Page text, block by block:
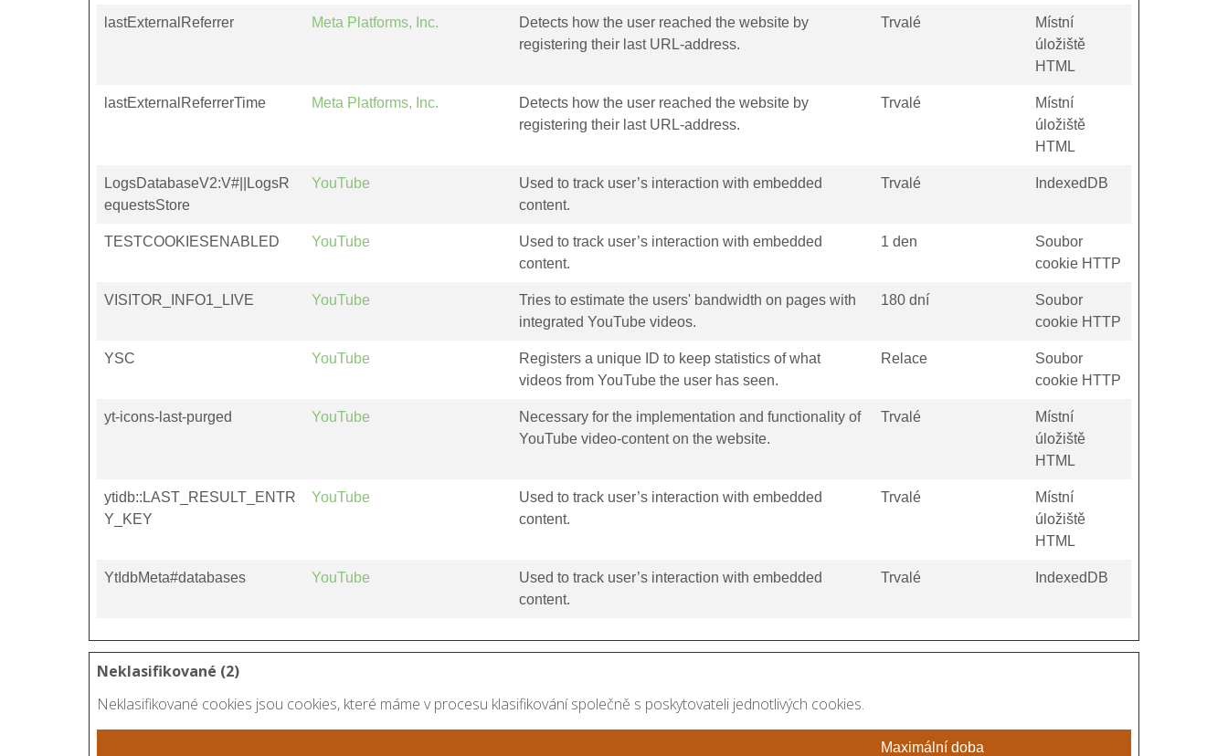
lastExternalReferrer Meta Platforms, Inc.
Detects how the user reached the website by
registering their last URL-address.
Trvalé
Místní
úložiště
HTML
lastExternalReferrerTime Meta Platforms, Inc.
Detects how the user reached the website by
registering their last URL-address.
Trvalé
Místní
úložiště
HTML
LogsDatabaseV2:V#||LogsR
equestsStore
YouTube
Used to track user’s interaction with embedded
content.
Trvalé IndexedDB
TESTCOOKIESENABLED YouTube
Used to track user’s interaction with embedded
content.
1 den
Soubor
cookie HTTP
VISITOR_INFO1_LIVE YouTube
Tries to estimate the users' bandwidth on pages with
integrated YouTube videos.
180 dní
Soubor
cookie HTTP
YSC YouTube
Registers a unique ID to keep statistics of what
videos from YouTube the user has seen.
Relace
Soubor
cookie HTTP
yt-icons-last-purged YouTube
Necessary for the implementation and functionality of
YouTube video-content on the website.
Trvalé
Místní
úložiště
HTML
ytidb::LAST_RESULT_ENTR
Y_KEY
YouTube
Used to track user’s interaction with embedded
content.
Trvalé
Místní
úložiště
HTML
YtIdbMeta#databases YouTube
Used to track user’s interaction with embedded
content.
Trvalé IndexedDB
Neklasifikované (2)
Neklasifikované cookies jsou cookies, které máme v procesu klasifikování společně s poskytovateli jednotlivých cookies.
Maximální doba